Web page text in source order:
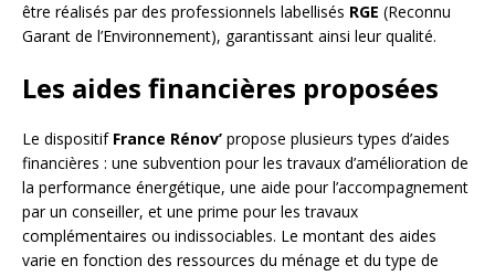
être réalisés par des professionnels labellisés RGE (Reconnu
Garant de l’Environnement), garantissant ainsi leur qualité.
Les aides financières proposées
Le dispositif France Rénov’ propose plusieurs types d’aides
financières : une subvention pour les travaux d’amélioration de
la performance énergétique, une aide pour l’accompagnement
par un conseiller, et une prime pour les travaux
complémentaires ou indissociables. Le montant des aides
varie en fonction des ressources du ménage et du type de